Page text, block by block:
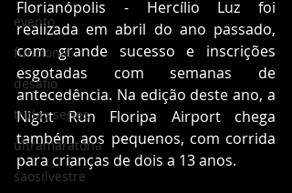
evento
funcional
desafio
triday series
ultramaratona
saosilvestre
Florianópolis - Hercílio Luz foi
realizada em abril do ano passado,
com grande sucesso e inscrições
esgotadas com semanas de
antecedência. Na edição deste ano, a
Night Run Floripa Airport chega
também aos pequenos, com corrida
para crianças de dois a 13 anos.